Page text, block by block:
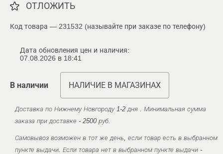
ОТЛОЖИТЬ
Код товара — 231532 (называйте при заказе по телефону)
Дата обновления цен и наличия:
07.08.2026 в 18:41
В наличии НАЛИЧИЕ В МАГАЗИНАХ
Доставка по Нижнему Новгороду 1-2 дня . Минимальная сумма
заказа при доставке - 2500 руб.
Самовывоз возможен в тот же день, если товар есть в выбранном
пункте выдачи. Если товара нет в выбранном пункте выдачи -